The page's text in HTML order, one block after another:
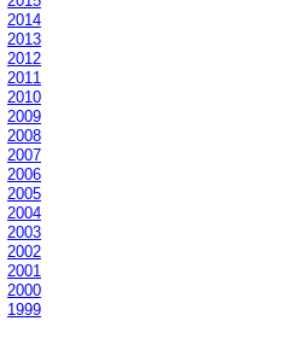
2014
2013
2012
2011
2010
2009
2008
2007
2006
2005
2004
2003
2002
2001
2000
1999